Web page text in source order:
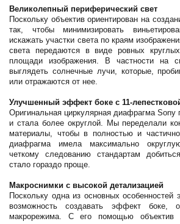
Великолепный периферический свет
Поскольку объектив ориентирован на
так, чтобы минимизировать
искажать участки света по краям
света передаются в виде ровных
площади изображения. В частности на
выглядеть солнечные лучи, которые,
или отражаются от нее.
Улучшенный эффект боке с 11-
Оригинальная циркулярная диафрагма Sony
и стала более округлой. Мы переделали
материалы, чтобы в полностью и
диафрагма имела максимально
четкому следованию стандартам
стало гораздо проще.
Макроснимки с высокой детализацией
Поскольку одна из основных особенностей
возможность создавать эффект боке,
макрорежима. С его помощью объектив